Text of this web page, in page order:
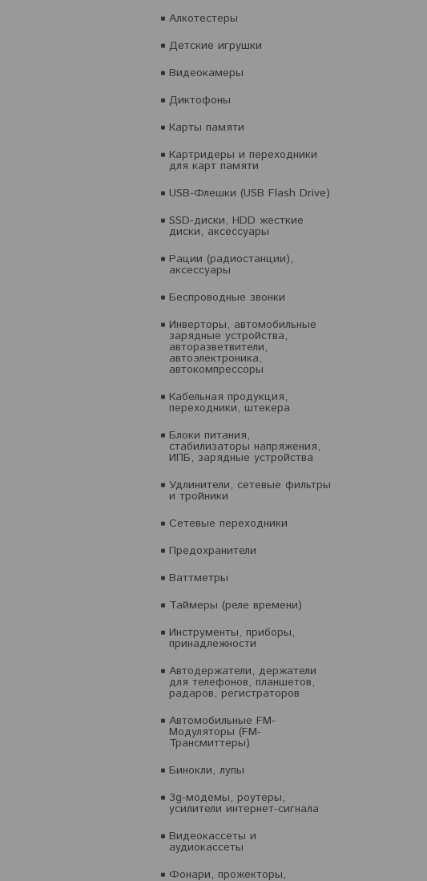
Алкотестеры
Детские игрушки
Видеокамеры
Диктофоны
Карты памяти
Картридеры и переходники
для карт памяти
USB-Флешки (USB Flash Drive)
SSD-диски, HDD жесткие
диски, аксессуары
Рации (радиостанции),
аксессуары
Беспроводные звонки
Инверторы, автомобильные
зарядные устройства,
авторазветвители,
автоэлектроника,
автокомпрессоры
Кабельная продукция,
переходники, штекера
Блоки питания,
стабилизаторы напряжения,
ИПБ, зарядные устройства
Удлинители, сетевые фильтры
и тройники
Сетевые переходники
Предохранители
Ваттметры
Таймеры (реле времени)
Инструменты, приборы,
принадлежности
Автодержатели, держатели
для телефонов, планшетов,
радаров, регистраторов
Автомобильные FM-
Модуляторы (FM-
Трансмиттеры)
Бинокли, лупы
3g-модемы, роутеры,
усилители интернет-сигнала
Видеокассеты и
аудиокассеты
Фонари, прожекторы,